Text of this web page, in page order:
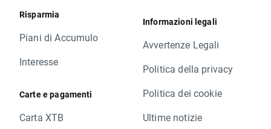
Risparmia
Piani di Accumulo
Interesse
Carte e pagamenti
Carta XTB
Informazioni legali
Avvertenze Legali
Politica della privacy
Politica dei cookie
Ultime notizie